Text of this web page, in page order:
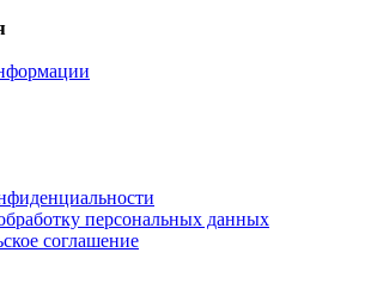
персональных данных
соглашение